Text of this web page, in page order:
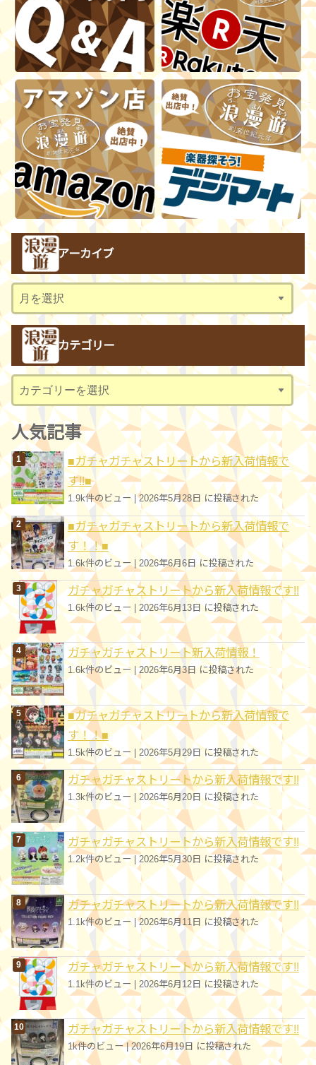
アーカイブ
ー
ブ
カテゴリー
テ
ゴ
リ
ー
人気記事
■ガチャガチャストリートから新入荷情報で
す!!■
1.9k件のビュー|2026年5月28日 に投稿された
■ガチャガチャストリートから新入荷情報で
す！！■
1.6k件のビュー | 2026年6月6日 に投稿された
ガチャガチャストリートから新入荷情報です!!
1.6k件のビュー 2026年6月13日 に投稿された
ガチャガチャストリート新入荷情報！
1.6k件のビュー |2026年6月3日 に投稿された
■ガチャガチャストリートから新入荷情報で
す！！■
1.5k件のビュー | 2026年5月29日 に投稿された
ガチャガチャストリートから新入荷情報です!!
1.3k件のビュー 2026年6月20日 に投稿された
ガチャガチャストリートから新入荷情報です!!
1.2k件のビュー| 2026年5月30日 に投稿された
ガチャガチャストリートから新入荷情報です!!
1.1k件のビュー|2026年6月11日 に投稿された
ガチャガチャストリートから新入荷情報です!!
1.1k件のビュー 2026年6月12日 に投稿された
ガチャガチャストリートから新入荷情報です!!
1k件のビュー|2026年6月19日 に投稿された